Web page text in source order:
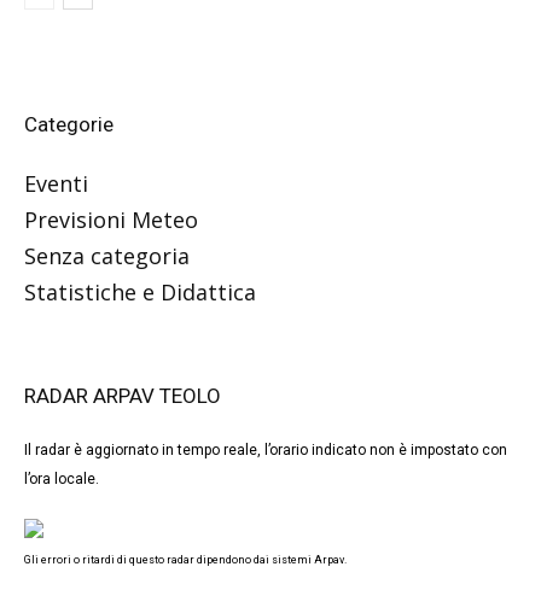
Categorie
Eventi
Previsioni Meteo
Senza categoria
Statistiche e Didattica
RADAR ARPAV TEOLO
Il radar è aggiornato in tempo reale, l’orario indicato non è impostato con
l’ora locale.
Gli errori o ritardi di questo radar dipendono dai sistemi Arpav.